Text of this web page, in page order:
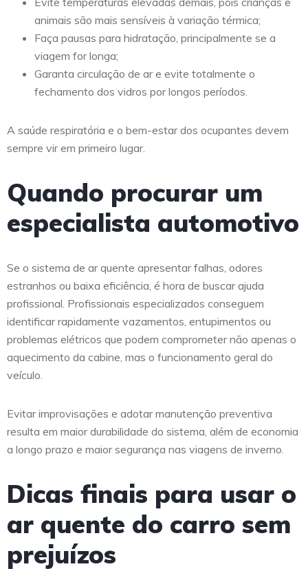
animais são mais sensíveis à variação térmica;
Faça pausas para hidratação, principalmente se a
viagem for longa;
Garanta circulação de ar e evite totalmente o
fechamento dos vidros por longos períodos.
A saúde respiratória e o bem-estar dos ocupantes devem
sempre vir em primeiro lugar.
Quando procurar um
especialista automotivo
Se o sistema de ar quente apresentar falhas, odores
estranhos ou baixa eficiência, é hora de buscar ajuda
profissional. Profissionais especializados conseguem
identificar rapidamente vazamentos, entupimentos ou
problemas elétricos que podem comprometer não apenas o
aquecimento da cabine, mas o funcionamento geral do
veículo.
Evitar improvisações e adotar manutenção preventiva
resulta em maior durabilidade do sistema, além de economia
a longo prazo e maior segurança nas viagens de inverno.
Dicas finais para usar o
ar quente do carro sem
prejuízos